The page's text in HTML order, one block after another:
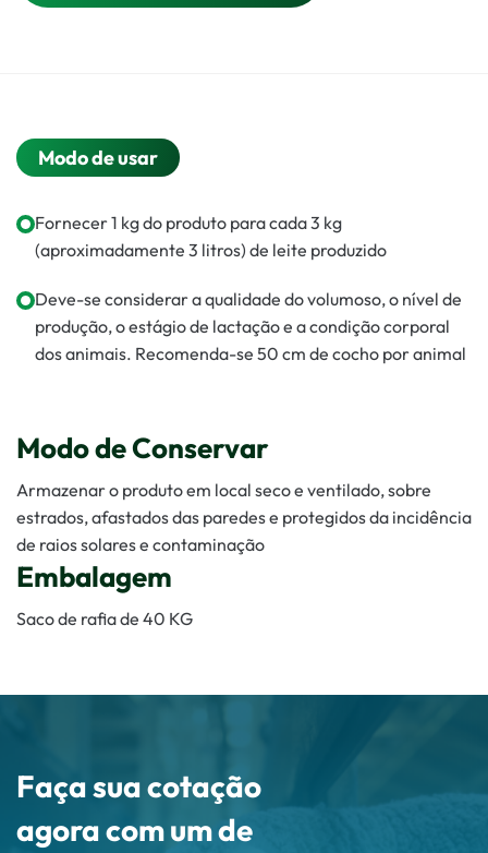
Modo de usar
Fornecer 1 kg do produto para cada 3 kg
(aproximadamente 3 litros) de leite produzido
Deve-se considerar a qualidade do volumoso, o nível de
produção, o estágio de lactação e a condição corporal
dos animais. Recomenda-se 50 cm de cocho por animal
Modo de Conservar
Armazenar o produto em local seco e ventilado, sobre
estrados, afastados das paredes e protegidos da incidência
de raios solares e contaminação
Embalagem
Saco de rafia de 40 KG
Faça sua cotação
agora com um de